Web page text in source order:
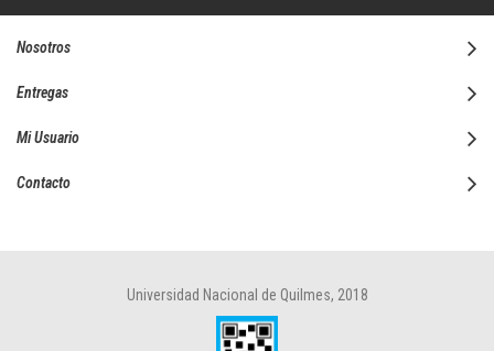
Nosotros
Entregas
Mi Usuario
Contacto
Universidad Nacional de Quilmes, 2018